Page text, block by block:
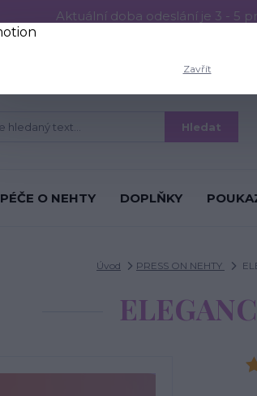
Aktuální doba odeslání je 3 - 5
Hledat
PÉČE O NEHTY DOPLŇKY
Úvod PRESS ON NEHTY
Zavřít